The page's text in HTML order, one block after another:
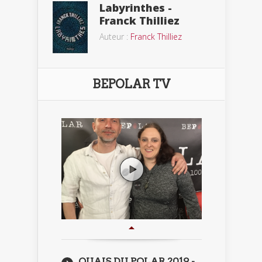
Labyrinthes -
Franck Thilliez
Auteur : Franck Thilliez
BEPOLAR TV